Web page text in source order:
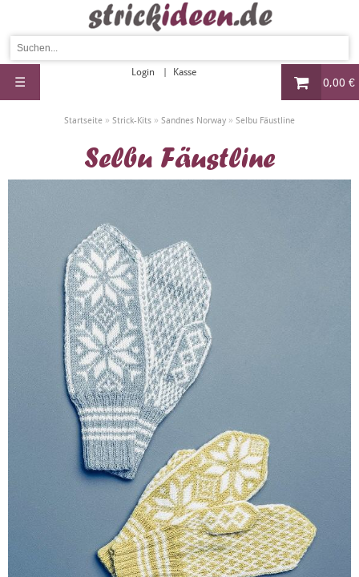
0,00 €
Login Kasse
☰
Startseite » Strick-Kits » Sandnes Norway » Selbu Fäustline
Selbu Fäustline